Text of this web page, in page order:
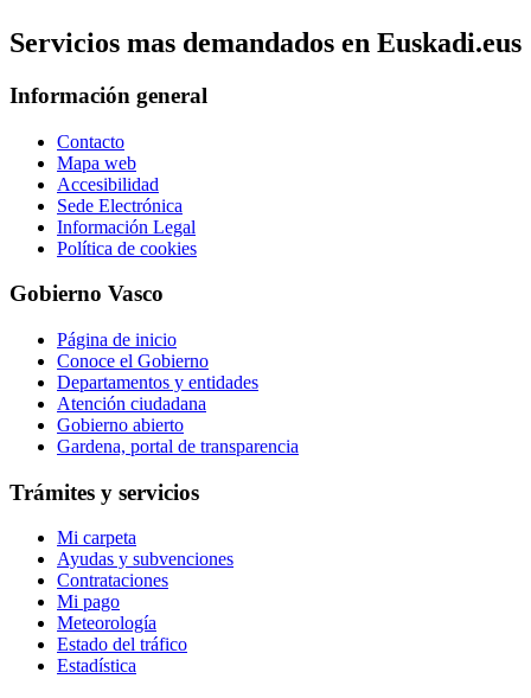
Servicios mas demandados en Euskadi.eus
Información general
Contacto
Mapa web
Accesibilidad
Sede Electrónica
Información Legal
Política de cookies
Gobierno Vasco
Página de inicio
Conoce el Gobierno
Departamentos y entidades
Atención ciudadana
Gobierno abierto
Gardena, portal de transparencia
Trámites y servicios
Mi carpeta
Ayudas y subvenciones
Contrataciones
Mi pago
Meteorología
Estado del tráfico
Estadística